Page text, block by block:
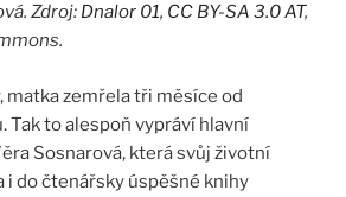
Zdroj: Dnalor 01, CC BY-SA 3.0 AT,
matka zemřela tři měsíce od
Tak to alespoň vypráví hlavní
Sosnarová, která svůj životní
i do čtenářsky úspěšné knihy